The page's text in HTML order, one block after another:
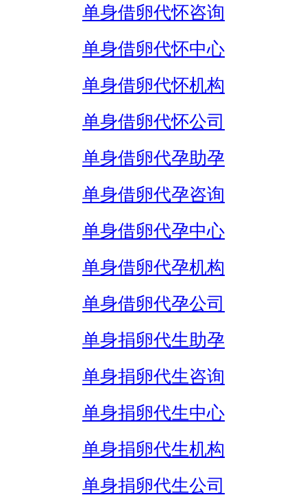
单身借卵代怀咨询
单身借卵代怀中心
单身借卵代怀机构
单身借卵代怀公司
单身借卵代孕助孕
单身借卵代孕咨询
单身借卵代孕中心
单身借卵代孕机构
单身借卵代孕公司
单身捐卵代生助孕
单身捐卵代生咨询
单身捐卵代生中心
单身捐卵代生机构
单身捐卵代生公司